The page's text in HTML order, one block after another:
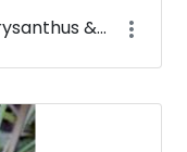
20260225_133944 Crocus chrysanthus &#39;Romance&#39;